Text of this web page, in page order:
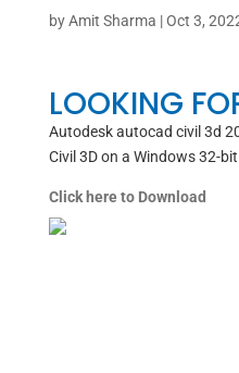
byAmit Sharma |Oct 3,
LOOKING
Autodesk autocad civil 3d
Civil 3D on a Windows 32-
Click here to Download